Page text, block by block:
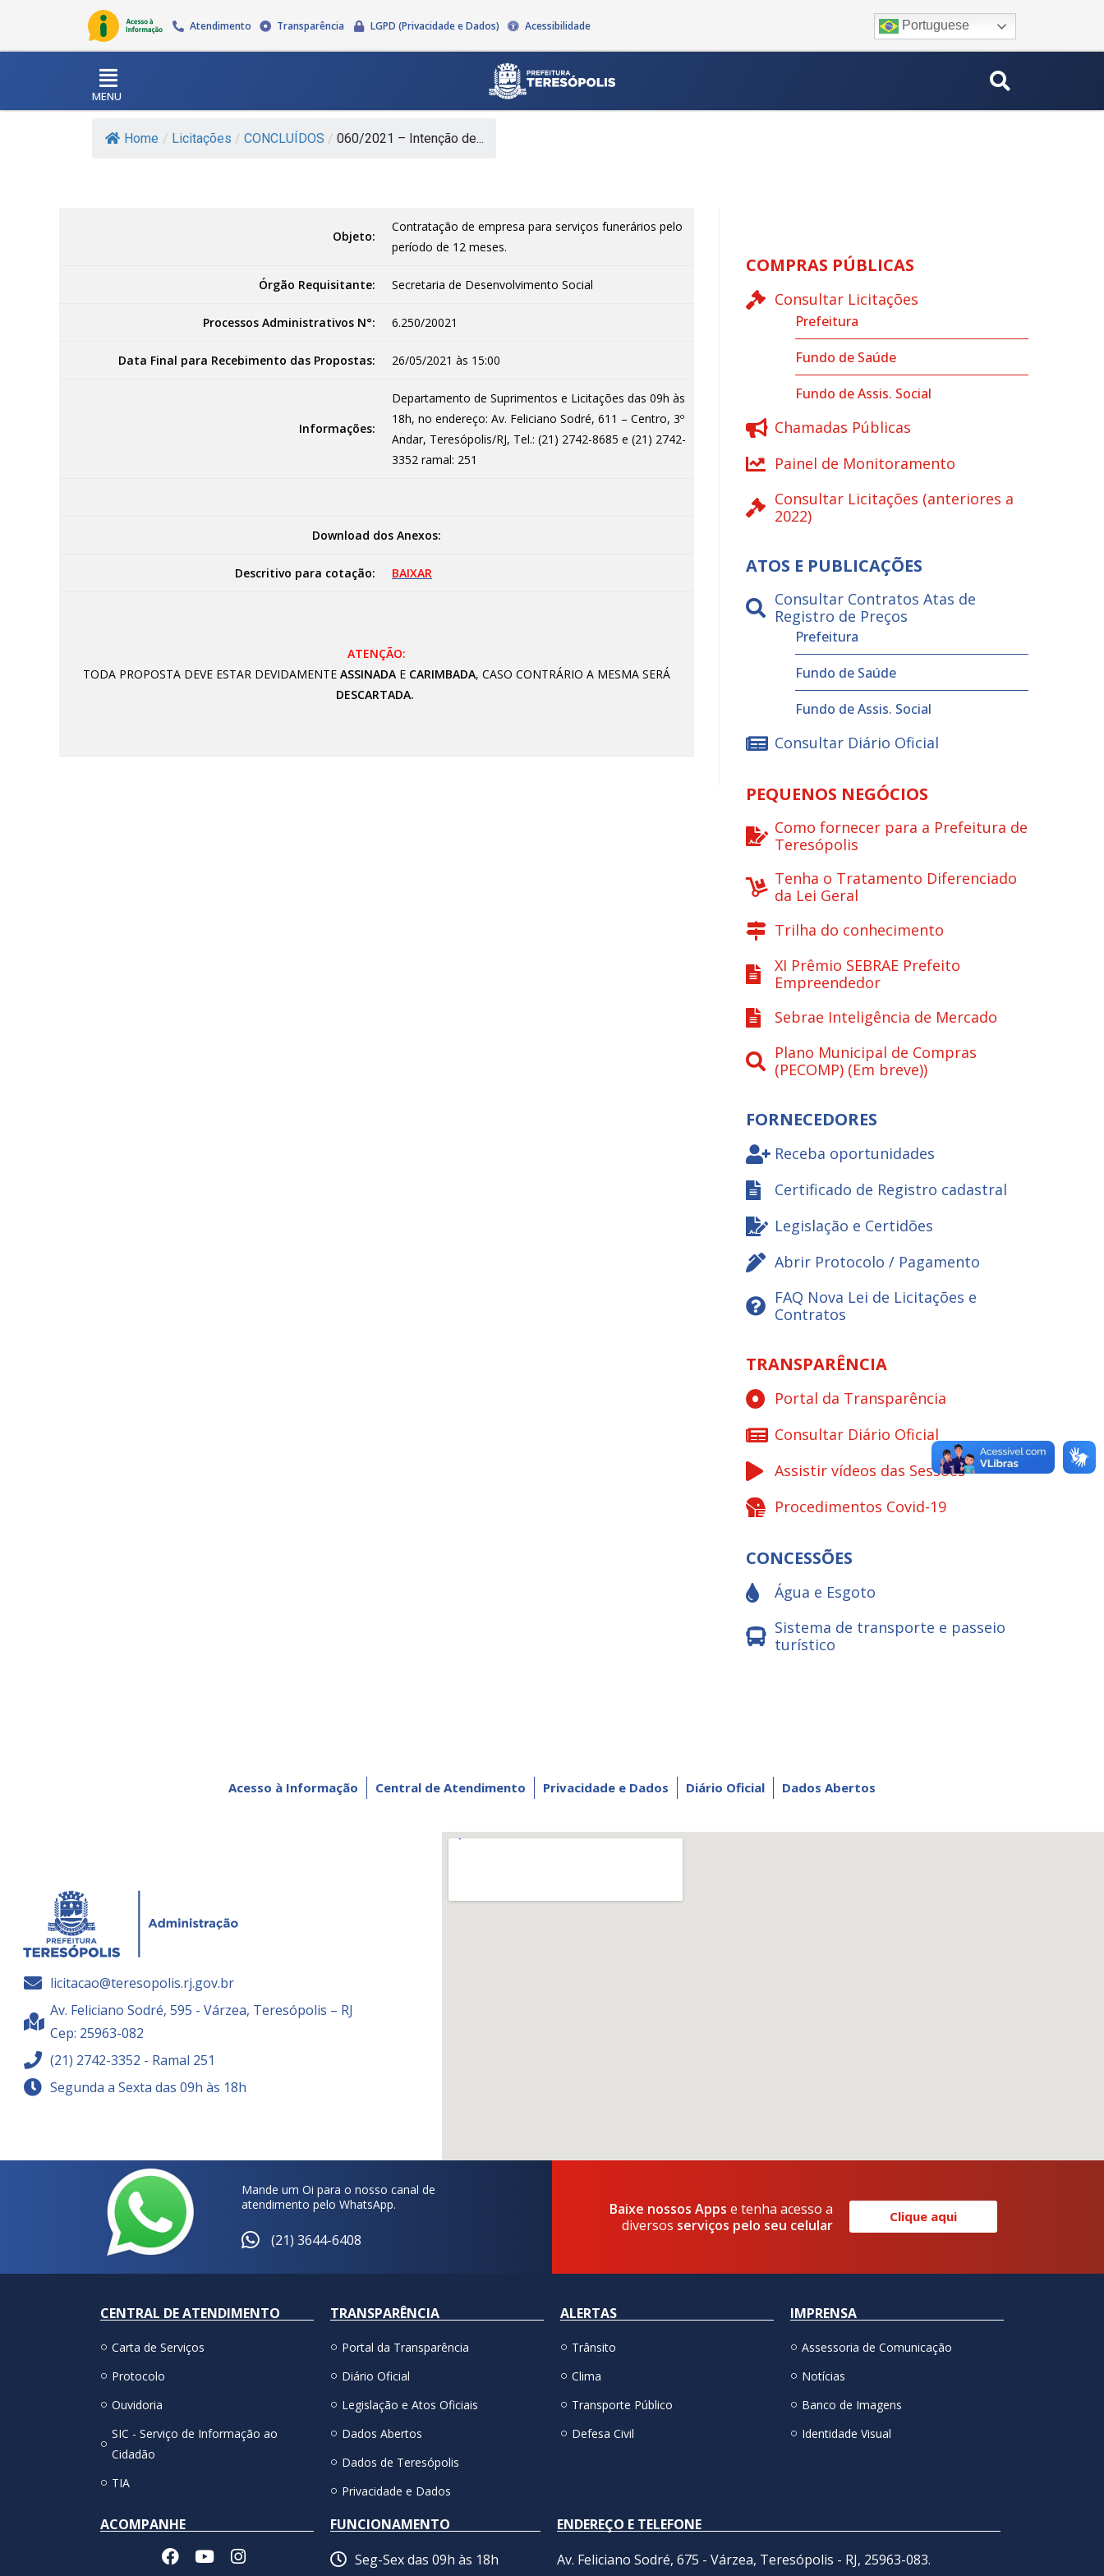
Atendimento Transparência LGPD (Privacidade e Dados) Acessibilidade Portuguese
MENU
Home / Licitações / CONCLUÍDOS / 060/2021 – Intenção de...
Objeto:
Contratação de empresa para serviços funerários pelo
período de 12 meses.
Órgão Requisitante: Secretaria de Desenvolvimento Social
Processos Administrativos N°: 6.250/20021
Data Final para Recebimento das Propostas: 26/05/2021 às 15:00
Informações:
Departamento de Suprimentos e Licitações das 09h às
18h, no endereço: Av. Feliciano Sodré, 611 – Centro, 3º
Andar, Teresópolis/RJ, Tel.: (21) 2742-8685 e (21) 2742-
3352 ramal: 251
Download dos Anexos:
Descritivo para cotação: BAIXAR
ATENÇÃO:
TODA PROPOSTA DEVE ESTAR DEVIDAMENTE ASSINADA E CARIMBADA, CASO CONTRÁRIO A MESMA SERÁ
DESCARTADA.
COMPRAS PÚBLICAS
Consultar Licitações
Prefeitura
Fundo de Saúde
Fundo de Assis. Social
Chamadas Públicas
Painel de Monitoramento
Consultar Licitações (anteriores a
2022)
ATOS E PUBLICAÇÕES
Consultar Contratos Atas de
Registro de Preços
Prefeitura
Fundo de Saúde
Fundo de Assis. Social
Consultar Diário Oficial
PEQUENOS NEGÓCIOS
Como fornecer para a Prefeitura de
Teresópolis
Tenha o Tratamento Diferenciado
da Lei Geral
Trilha do conhecimento
XI Prêmio SEBRAE Prefeito
Empreendedor
Sebrae Inteligência de Mercado
Plano Municipal de Compras
(PECOMP) (Em breve))
FORNECEDORES
Receba oportunidades
Certificado de Registro cadastral
Legislação e Certidões
Abrir Protocolo / Pagamento
FAQ Nova Lei de Licitações e
Contratos
TRANSPARÊNCIA
Portal da Transparência
Consultar Diário Oficial
Assistir vídeos das Sessões
Procedimentos Covid-19
CONCESSÕES
Água e Esgoto
Sistema de transporte e passeio
turístico
Acesso à Informação Central de Atendimento Privacidade e Dados Diário Oficial Dados Abertos
licitacao@teresopolis.rj.gov.br
Av. Feliciano Sodré, 595 - Várzea, Teresópolis – RJ
Cep: 25963-082
(21) 2742-3352 - Ramal 251
Segunda a Sexta das 09h às 18h
Mande um Oi para o nosso canal de
atendimento pelo WhatsApp.
(21) 3644-6408
Baixe nossos Appse tenha acesso a
diversos serviços pelo seu celular Clique aqui
CENTRAL DE ATENDIMENTO
Carta de Serviços
Protocolo
Ouvidoria
SIC - Serviço de Informação ao
Cidadão
TIA
TRANSPARÊNCIA
Portal da Transparência
Diário Oficial
Legislação e Atos Oficiais
Dados Abertos
Dados de Teresópolis
Privacidade e Dados
ALERTAS
Trânsito
Clima
Transporte Público
Defesa Civil
IMPRENSA
Assessoria de Comunicação
Notícias
Banco de Imagens
Identidade Visual
ACOMPANHE
FUNCIONAMENTO
Seg-Sex das 09h às 18h
ENDEREÇO E TELEFONE
Av. Feliciano Sodré, 675 - Várzea, Teresópolis - RJ, 25963-083.